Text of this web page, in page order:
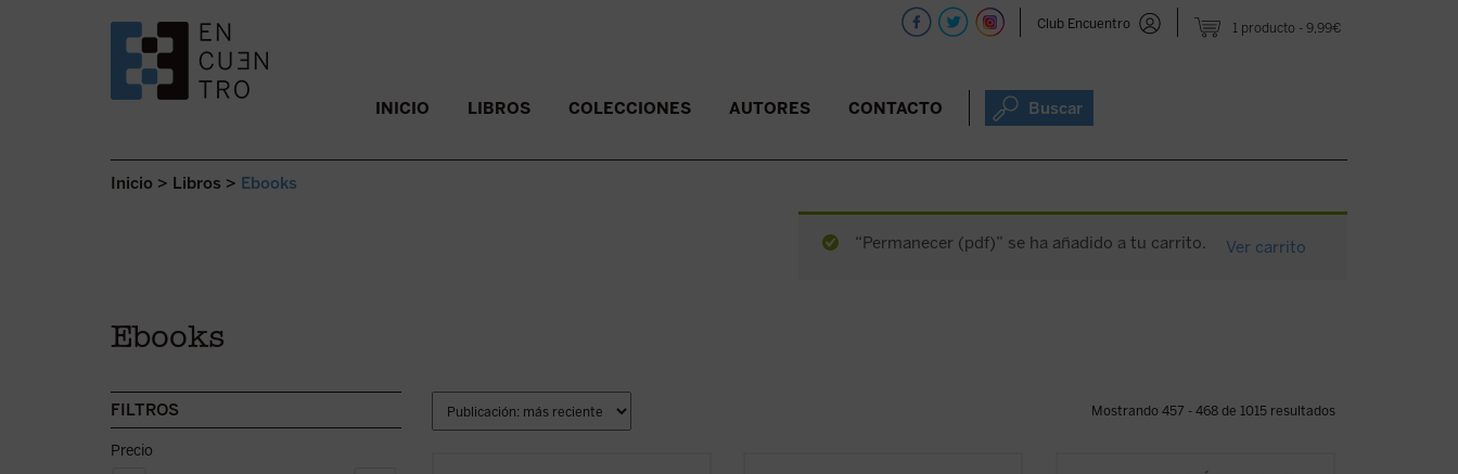
1 producto 9,99€
Club Encuentro
SALTAR AL CONTENIDO. INICIO LIBROS COLECCIONES AUTORES CONTACTO Buscar
Inicio > Libros > Ebooks
“Permanecer (pdf)” se ha añadido a tu carrito. Ver carrito
Ebooks
FILTROS
Precio
Mostrando 457 - 468 de 1015 resultados